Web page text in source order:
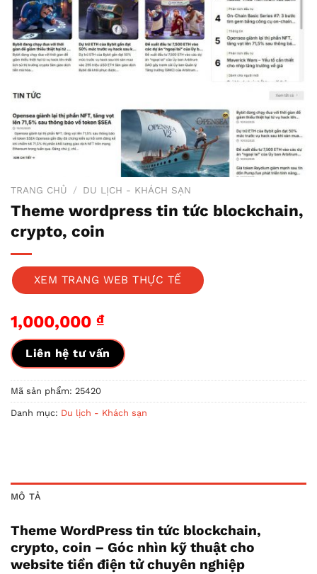
TRANG CHỦ / DU LỊCH - KHÁCH SẠN
Theme wordpress tin tức blockchain,
crypto, coin
XEM TRANG WEB THỰC TẾ
1,000,000 ₫
Liên hệ tư vấn
Mã sản phẩm: 25420
Danh mục: Du lịch - Khách sạn
MÔ TẢ
Theme WordPress tin tức blockchain,
crypto, coin – Góc nhìn kỹ thuật cho
website tiền điện tử chuyên nghiệp